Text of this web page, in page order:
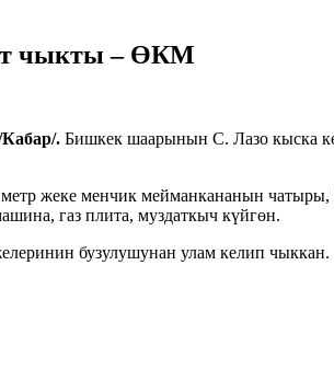
чыкты – ӨКМ
. Бишкек шаарынын С. Лазо кыска
жеке менчик мейманкананын чатыры,
газ плита, муздаткыч күйгөн.
бузулушунан улам келип чыккан.